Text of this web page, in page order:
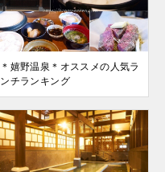
＊嬉野温泉＊オススメの人気ラ
ンチランキング